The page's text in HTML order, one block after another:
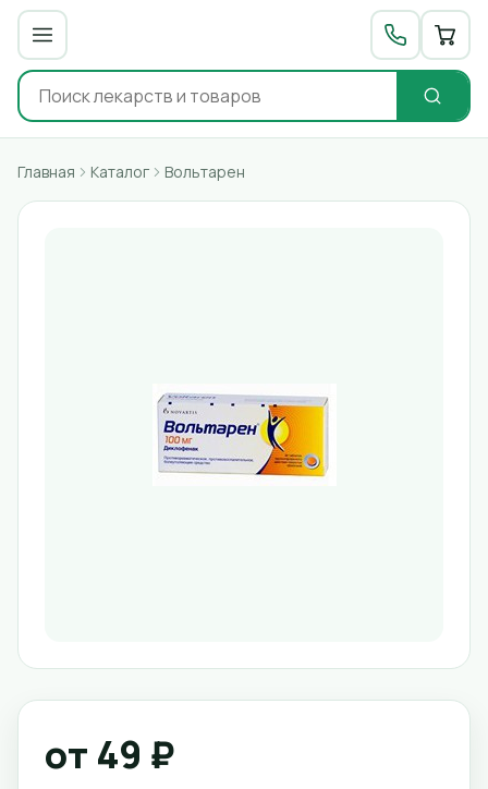
Главная Каталог Вольтарен
от 49 ₽